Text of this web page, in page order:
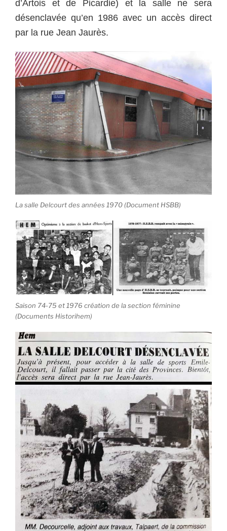
d’Artois et de Picardie) et la salle ne sera
désenclavée qu’en 1986 avec un accès direct
par la rue Jean Jaurès.
La salle Delcourt des années 1970 (Document HSBB)
Saison 74-75 et 1976 création de la section féminine
(Documents Historihem)